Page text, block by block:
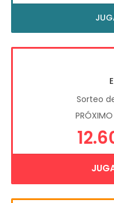
Sorteo